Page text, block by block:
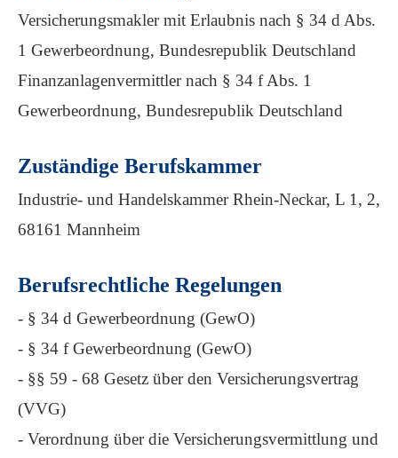
Ver­sicherungs­makler mit Erlaubnis nach § 34 d Abs.
1 Gewerbeordnung, Bundesrepublik Deutschland
Finanzanlagenvermittler nach § 34 f Abs. 1
Gewerbeordnung, Bundesrepublik Deutschland
Zuständige Berufskammer
Industrie- und Handelskammer Rhein-Neckar, L 1, 2,
68161 Mannheim
Berufsrechtliche Regelungen
- § 34 d Gewerbeordnung (GewO)
- § 34 f Gewerbeordnung (GewO)
- §§ 59 - 68 Gesetz über den Versicherungsvertrag
(VVG)
- Verordnung über die Versicherungsvermittlung und